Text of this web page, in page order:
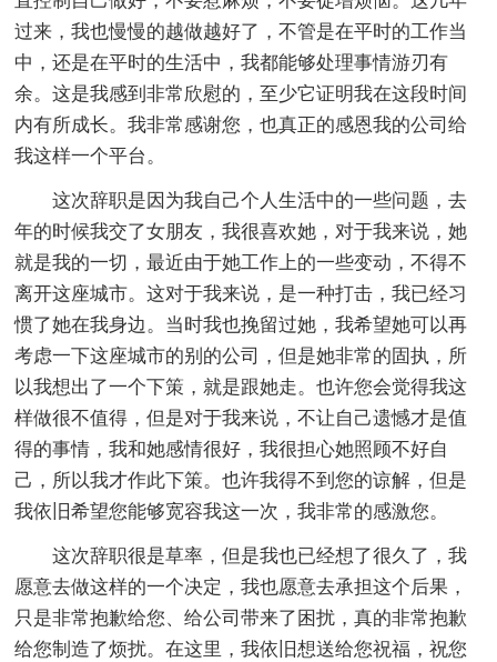
过来，我也慢慢的越做越好了，不管是在平时的工作当
中，还是在平时的生活中，我都能够处理事情游刃有
余。这是我感到非常欣慰的，至少它证明我在这段时间
内有所成长。我非常感谢您，也真正的感恩我的公司给
我这样一个平台。
这次辞职是因为我自己个人生活中的一些问题，去
年的时候我交了女朋友，我很喜欢她，对于我来说，她
就是我的一切，最近由于她工作上的一些变动，不得不
离开这座城市。这对于我来说，是一种打击，我已经习
惯了她在我身边。当时我也挽留过她，我希望她可以再
考虑一下这座城市的别的公司，但是她非常的固执，所
以我想出了一个下策，就是跟她走。也许您会觉得我这
样做很不值得，但是对于我来说，不让自己遗憾才是值
得的事情，我和她感情很好，我很担心她照顾不好自
己，所以我才作此下策。也许我得不到您的谅解，但是
我依旧希望您能够宽容我这一次，我非常的感激您。
这次辞职很是草率，但是我也已经想了很久了，我
愿意去做这样的一个决定，我也愿意去承担这个后果，
只是非常抱歉给您、给公司带来了困扰，真的非常抱歉
给您制造了烦扰。在这里，我依旧想送给您祝福，祝您